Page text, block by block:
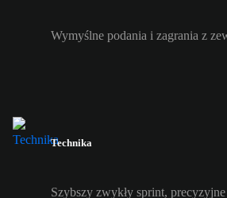
Wymyślne podania i zagrania z
Technika
Szybszy zwykły sprint,